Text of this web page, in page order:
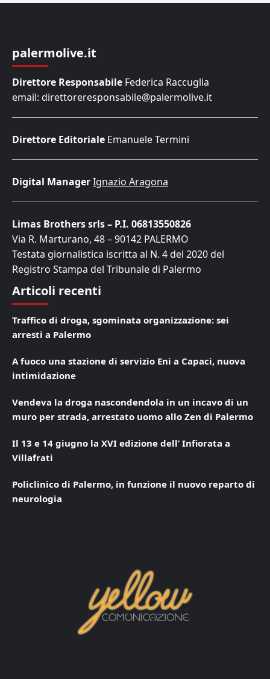
palermolive.it
Direttore Responsabile Federica Raccuglia
email: direttoreresponsabile@palermolive.it
Direttore Editoriale Emanuele Termini
Digital ManagerIgnazio Aragona
Limas Brothers srls – P.I. 06813550826
Via R. Marturano, 48 – 90142 PALERMO
Testata giornalistica iscritta al N. 4 del 2020 del
Registro Stampa del Tribunale di Palermo
Articoli recenti
Traffico di droga, sgominata organizzazione: sei
arresti a Palermo
A fuoco una stazione di servizio Eni a Capaci, nuova
intimidazione
Vendeva la droga nascondendola in un incavo di un
muro per strada, arrestato uomo allo Zen di Palermo
Il 13 e 14 giugno la XVI edizione dell’ Infiorata a
Villafrati
Policlinico di Palermo, in funzione il nuovo reparto di
neurologia